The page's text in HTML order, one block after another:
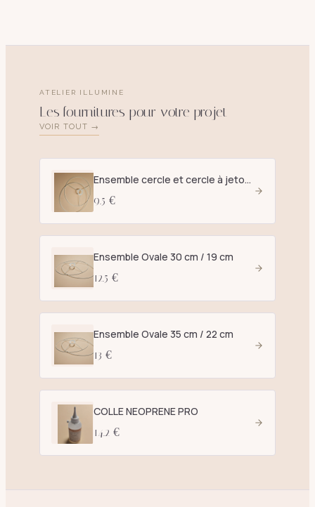
ATELIER ILLUMINE
Les fournitures pour votre projet
VOIR TOUT →
Ensemble cercle et cercle à jetons D. 25 cm blanc - E27
9.5 €
Ensemble Ovale 30 cm / 19 cm
12.5 €
Ensemble Ovale 35 cm / 22 cm
13 €
COLLE NEOPRENE PRO
14.2 €